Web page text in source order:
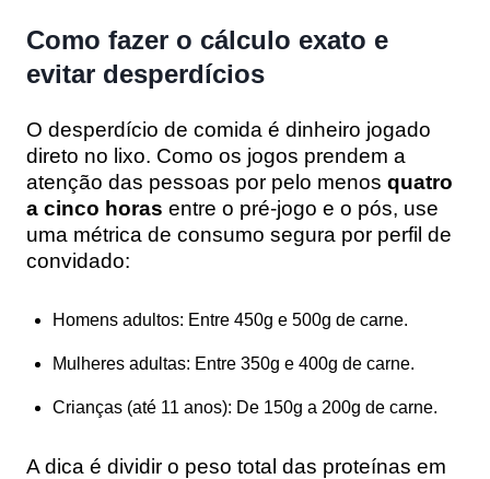
Como fazer o cálculo exato e
evitar desperdícios
O desperdício de comida é dinheiro jogado
direto no lixo. Como os jogos prendem a
atenção das pessoas por pelo menos quatro
a cinco horas entre o pré-jogo e o pós, use
uma métrica de consumo segura por perfil de
convidado:
Homens adultos: Entre 450g e 500g de carne.
Mulheres adultas: Entre 350g e 400g de carne.
Crianças (até 11 anos): De 150g a 200g de carne.
A dica é dividir o peso total das proteínas em